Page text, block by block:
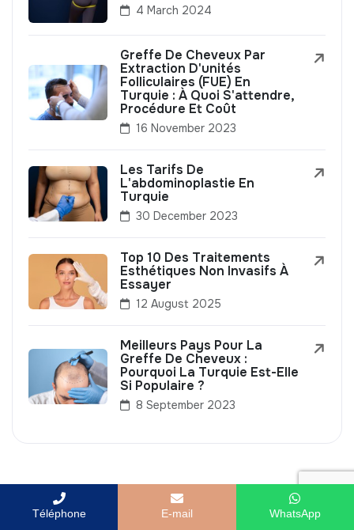
4 March 2024
Greffe De Cheveux Par
Extraction D'unités
Folliculaires (FUE) En
Turquie : À Quoi S'attendre,
Procédure Et Coût
16 November 2023
Les Tarifs De
L'abdominoplastie En
Turquie
30 December 2023
Top 10 Des Traitements
Esthétiques Non Invasifs À
Essayer
12 August 2025
Meilleurs Pays Pour La
Greffe De Cheveux :
Pourquoi La Turquie Est-Elle
Si Populaire ?
8 September 2023
Téléphone E-mail WhatsApp